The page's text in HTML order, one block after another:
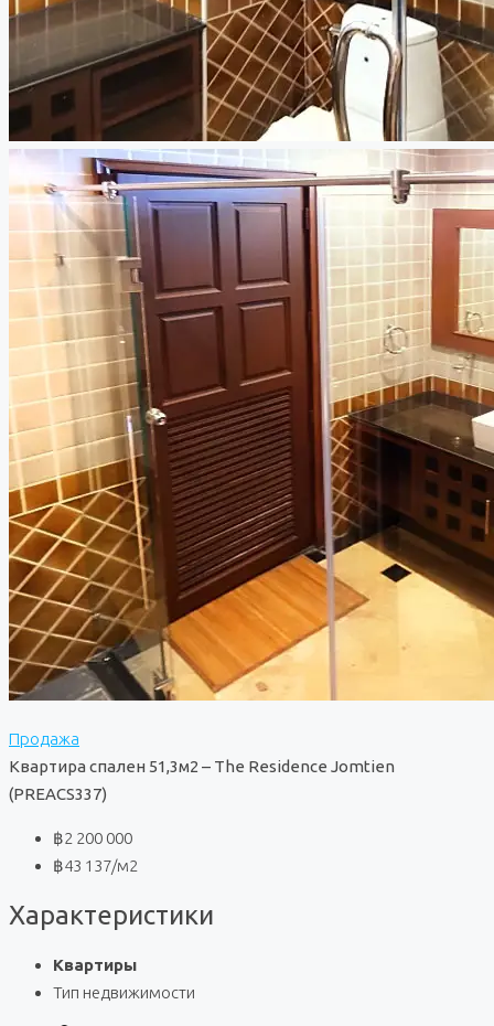
Продажа
Квартира спален 51,3м2 – The Residence Jomtien
(PREACS337)
฿2 200 000
฿43 137/м2
Характеристики
Квартиры
Тип недвижимости